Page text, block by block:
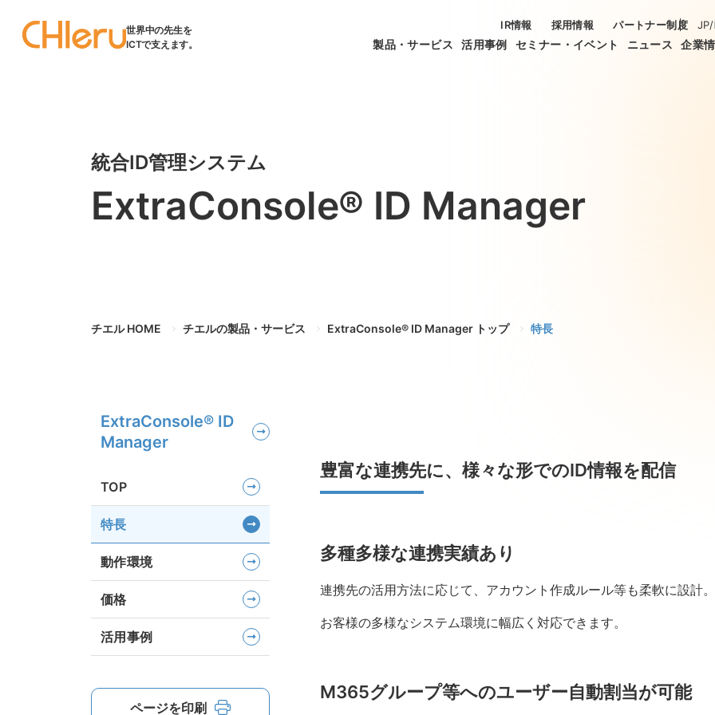
世界中の先生を
ICTで支えます。
製品・サービス 活用事例 セミナー・イベント ニュース 企業
IR情報 採用情報 パートナー制度 JP/
統合ID管理システム
ExtraConsole® ID Manager
チエル HOME チエルの製品・サービス ExtraConsole® ID Manager トップ 特長
豊富な連携先に、様々な形でのID情報を配信
多種多様な連携実績あり
連携先の活用方法に応じて、アカウント作成ルール等も柔軟に設計。
お客様の多様なシステム環境に幅広く対応できます。
M365グループ等へのユーザー自動割当が可能
ExtraConsole® ID
Manager
TOP
特長
動作環境
価格
活用事例
ページを印刷